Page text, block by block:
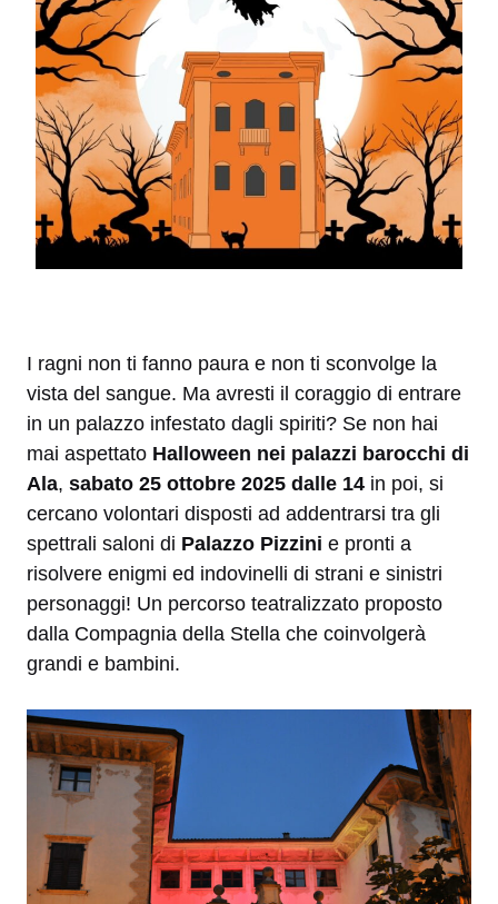
I ragni non ti fanno paura e non ti sconvolge la
vista del sangue. Ma avresti il coraggio di entrare
in un palazzo infestato dagli spiriti? Se non hai
mai aspettato Halloween nei palazzi barocchi di
Ala, sabato 25 ottobre 2025 dalle 14 in poi, si
cercano volontari disposti ad addentrarsi tra gli
spettrali saloni di Palazzo Pizzini e pronti a
risolvere enigmi ed indovinelli di strani e sinistri
personaggi! Un percorso teatralizzato proposto
dalla Compagnia della Stella che coinvolgerà
grandi e bambini.